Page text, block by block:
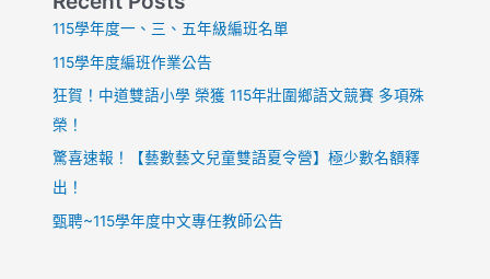
115學年度一、三、五年級編班名單
115學年度編班作業公告
狂賀！中道雙語小學 榮獲 115年壯圍鄉語文競賽 多項殊
榮！
驚喜速報！【藝數藝文兒童雙語夏令營】極少數名額釋
出！
甄聘~115學年度中文專任教師公告